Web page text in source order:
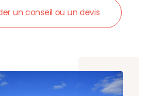
un conseil ou un devis